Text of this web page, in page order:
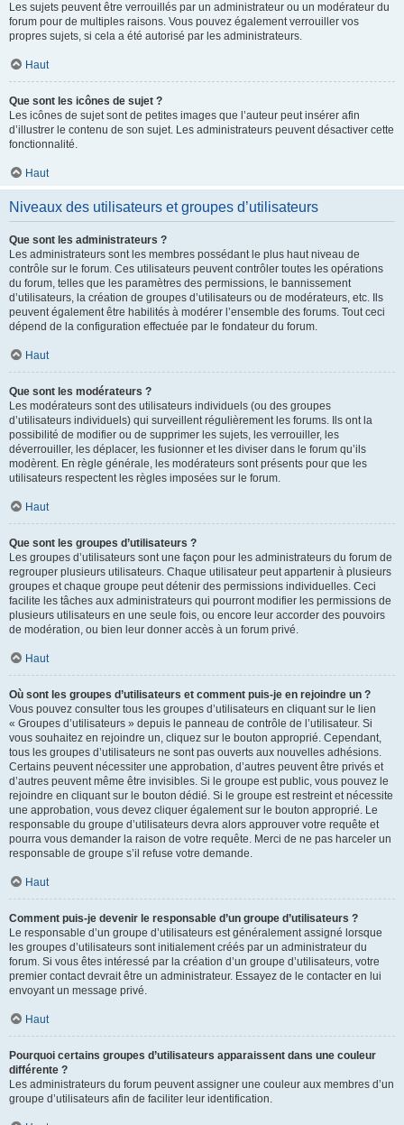
Les sujets peuvent être verrouillés par un administrateur ou un modérateur du
forum pour de multiples raisons. Vous pouvez également verrouiller vos
propres sujets, si cela a été autorisé par les administrateurs.
Haut
Que sont les icônes de sujet ?
Les icônes de sujet sont de petites images que l’auteur peut insérer afin
d’illustrer le contenu de son sujet. Les administrateurs peuvent désactiver cette
fonctionnalité.
Haut
Niveaux des utilisateurs et groupes d’utilisateurs
Que sont les administrateurs ?
Les administrateurs sont les membres possédant le plus haut niveau de
contrôle sur le forum. Ces utilisateurs peuvent contrôler toutes les opérations
du forum, telles que les paramètres des permissions, le bannissement
d’utilisateurs, la création de groupes d’utilisateurs ou de modérateurs, etc. Ils
peuvent également être habilités à modérer l’ensemble des forums. Tout ceci
dépend de la configuration effectuée par le fondateur du forum.
Haut
Que sont les modérateurs ?
Les modérateurs sont des utilisateurs individuels (ou des groupes
d’utilisateurs individuels) qui surveillent régulièrement les forums. Ils ont la
possibilité de modifier ou de supprimer les sujets, les verrouiller, les
déverrouiller, les déplacer, les fusionner et les diviser dans le forum qu’ils
modèrent. En règle générale, les modérateurs sont présents pour que les
utilisateurs respectent les règles imposées sur le forum.
Haut
Que sont les groupes d’utilisateurs ?
Les groupes d’utilisateurs sont une façon pour les administrateurs du forum de
regrouper plusieurs utilisateurs. Chaque utilisateur peut appartenir à plusieurs
groupes et chaque groupe peut détenir des permissions individuelles. Ceci
facilite les tâches aux administrateurs qui pourront modifier les permissions de
plusieurs utilisateurs en une seule fois, ou encore leur accorder des pouvoirs
de modération, ou bien leur donner accès à un forum privé.
Haut
Où sont les groupes d’utilisateurs et comment puis-je en rejoindre un ?
Vous pouvez consulter tous les groupes d’utilisateurs en cliquant sur le lien
« Groupes d’utilisateurs » depuis le panneau de contrôle de l’utilisateur. Si
vous souhaitez en rejoindre un, cliquez sur le bouton approprié. Cependant,
tous les groupes d’utilisateurs ne sont pas ouverts aux nouvelles adhésions.
Certains peuvent nécessiter une approbation, d’autres peuvent être privés et
d’autres peuvent même être invisibles. Si le groupe est public, vous pouvez le
rejoindre en cliquant sur le bouton dédié. Si le groupe est restreint et nécessite
une approbation, vous devez cliquer également sur le bouton approprié. Le
responsable du groupe d’utilisateurs devra alors approuver votre requête et
pourra vous demander la raison de votre requête. Merci de ne pas harceler un
responsable de groupe s’il refuse votre demande.
Haut
Comment puis-je devenir le responsable d’un groupe d’utilisateurs ?
Le responsable d’un groupe d’utilisateurs est généralement assigné lorsque
les groupes d’utilisateurs sont initialement créés par un administrateur du
forum. Si vous êtes intéressé par la création d’un groupe d’utilisateurs, votre
premier contact devrait être un administrateur. Essayez de le contacter en lui
envoyant un message privé.
Haut
Pourquoi certains groupes d’utilisateurs apparaissent dans une couleur
différente ?
Les administrateurs du forum peuvent assigner une couleur aux membres d’un
groupe d’utilisateurs afin de faciliter leur identification.